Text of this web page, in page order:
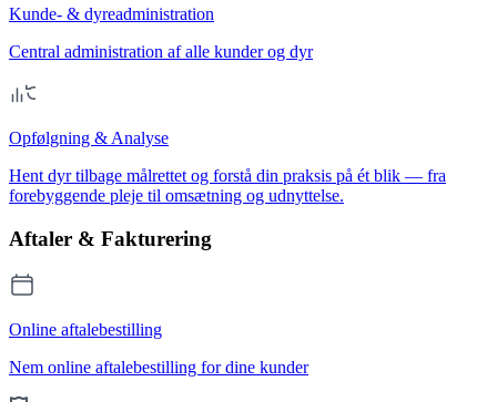
Kunde- & dyreadministration
Central administration af alle kunder og dyr
Opfølgning & Analyse
Hent dyr tilbage målrettet og forstå din praksis på ét blik — fra
forebyggende pleje til omsætning og udnyttelse.
Aftaler & Fakturering
Online aftalebestilling
Nem online aftalebestilling for dine kunder